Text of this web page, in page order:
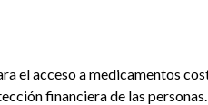
el acceso a medicamentos
financiera de las personas.